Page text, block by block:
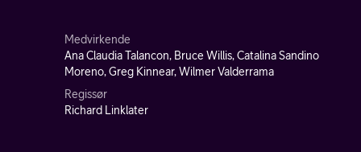
Medvirkende
Ana Claudia Talancon, Bruce Willis, Catalina Sandino
Moreno, Greg Kinnear, Wilmer Valderrama
Regissør
Richard Linklater